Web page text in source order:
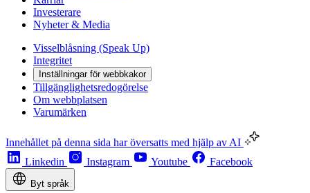
Investerare
Nyheter & Media
Visselblåsning (Speak Up)
Integritet
Inställningar för webbkakor
Tillgänglighetsredogörelse
Om webbplatsen
Varumärken
Innehållet på denna sida har översatts med hjälp av AI
Linkedin
Instagram Youtube Facebook
Byt språk